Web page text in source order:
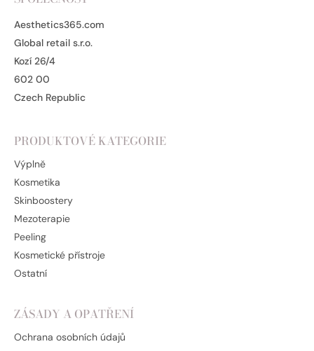
Aesthetics365.com
Global retail s.r.o.
Kozí 26/4
602 00
Czech Republic
PRODUKTOVÉ KATEGORIE
Výplně
Kosmetika
Skinboostery
Mezoterapie
Peeling
Kosmetické přístroje
Ostatní
ZÁSADY A OPATŘENÍ
Ochrana osobních údajů